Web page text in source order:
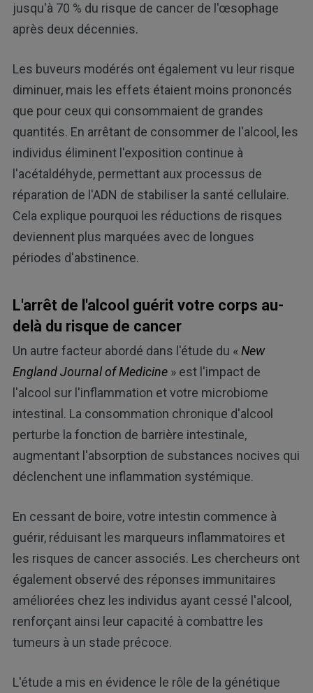
jusqu'à 70 % du risque de cancer de l'œsophage
après deux décennies.
Les buveurs modérés ont également vu leur risque
diminuer, mais les effets étaient moins prononcés
que pour ceux qui consommaient de grandes
quantités. En arrêtant de consommer de l'alcool, les
individus éliminent l'exposition continue à
l'acétaldéhyde, permettant aux processus de
réparation de l'ADN de stabiliser la santé cellulaire.
Cela explique pourquoi les réductions de risques
deviennent plus marquées avec de longues
périodes d'abstinence.
L'arrêt de l'alcool guérit votre corps au-
delà du risque de cancer
Un autre facteur abordé dans l'étude du «New
England Journal of Medicine» est l'impact de
l'alcool sur l'inflammation et votre microbiome
intestinal. La consommation chronique d'alcool
perturbe la fonction de barrière intestinale,
augmentant l'absorption de substances nocives qui
déclenchent une inflammation systémique.
En cessant de boire, votre intestin commence à
guérir, réduisant les marqueurs inflammatoires et
les risques de cancer associés. Les chercheurs ont
également observé des réponses immunitaires
améliorées chez les individus ayant cessé l'alcool,
renforçant ainsi leur capacité à combattre les
tumeurs à un stade précoce.
L'étude a mis en évidence le rôle de la génétique